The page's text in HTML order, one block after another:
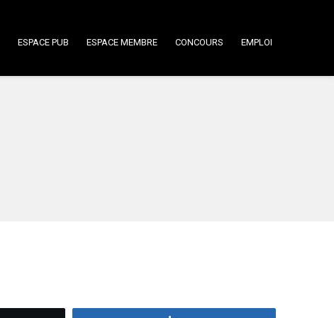
ESPACE PUB ESPACE MEMBRE CONCOURS EMPLOI